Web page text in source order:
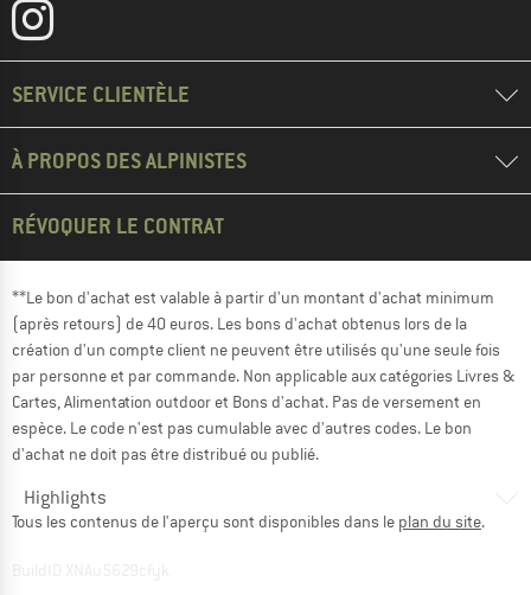
SERVICE CLIENTÈLE
À PROPOS DES ALPINISTES
RÉVOQUER LE CONTRAT
**Le bon d'achat est valable à partir d'un montant d'achat minimum
(après retours) de 40 euros. Les bons d'achat obtenus lors de la
création d'un compte client ne peuvent être utilisés qu'une seule fois
par personne et par commande. Non applicable aux catégories Livres &
Cartes, Alimentation outdoor et Bons d'achat. Pas de versement en
espèce. Le code n'est pas cumulable avec d'autres codes. Le bon
d'achat ne doit pas être distribué ou publié.
Highlights
Tous les contenus de l'aperçu sont disponibles dans le plan du site.